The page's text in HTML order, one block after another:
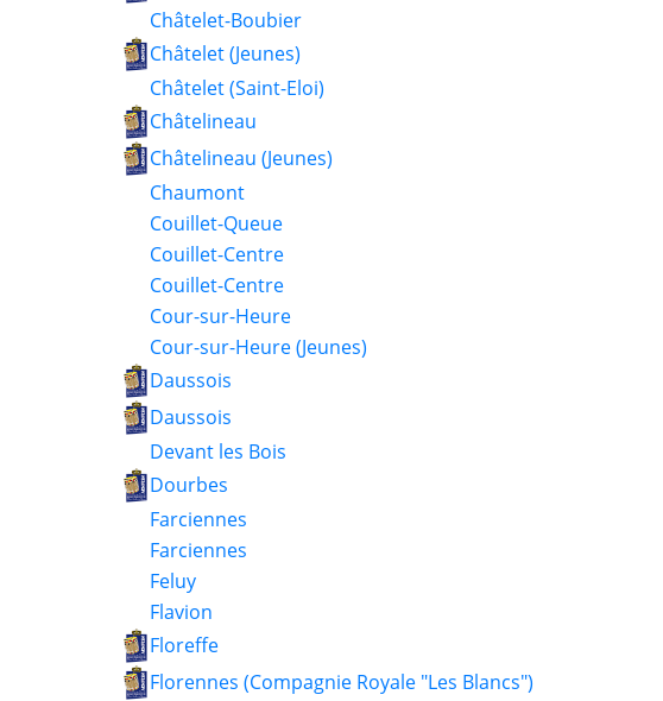
Châtelet-Boubier
Châtelet (Jeunes)
Châtelet (Saint-Eloi)
Châtelineau
Châtelineau (Jeunes)
Chaumont
Couillet-Queue
Couillet-Centre
Couillet-Centre
Cour-sur-Heure
Cour-sur-Heure (Jeunes)
Daussois
Daussois
Devant les Bois
Dourbes
Farciennes
Farciennes
Feluy
Flavion
Floreffe
Florennes (Compagnie Royale "Les Blancs")